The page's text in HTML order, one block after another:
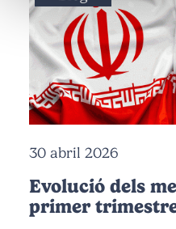
30 abril 2026
Evolució dels
primer